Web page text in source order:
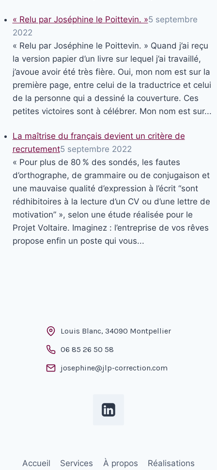
« Relu par Joséphine le Poittevin. »5 septembre
2022
« Relu par Joséphine le Poittevin. » Quand j’ai reçu
la version papier d’un livre sur lequel j’ai travaillé,
j’avoue avoir été très fière. Oui, mon nom est sur la
première page, entre celui de la traductrice et celui
de la personne qui a dessiné la couverture. Ces
petites victoires sont à célébrer. Mon nom est sur...
La maîtrise du français devient un critère de
recrutement5 septembre 2022
« Pour plus de 80 % des sondés, les fautes
d’orthographe, de grammaire ou de conjugaison et
une mauvaise qualité d’expression à l’écrit “sont
rédhibitoires à la lecture d’un CV ou d’une lettre de
motivation” », selon une étude réalisée pour le
Projet Voltaire. Imaginez : l’entreprise de vos rêves
propose enfin un poste qui vous...
Louis Blanc, 34090 Montpellier
06 85 26 50 58
josephine@jlp-correction.com
Accueil Services À propos Réalisations